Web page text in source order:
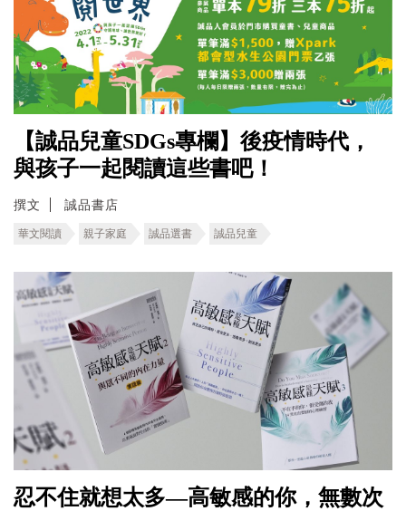
【誠品兒童SDGs專欄】後疫情時代，
與孩子一起閱讀這些書吧！
撰文 誠品書店
華文閱讀 親子家庭 誠品選書 誠品兒童
忍不住就想太多—高敏感的你，無數次